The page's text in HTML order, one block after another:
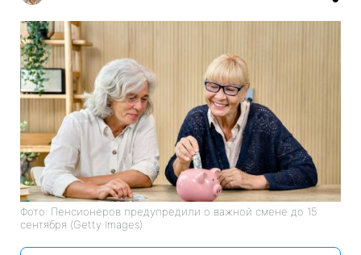
Фото: Пенсионеров предупредили о важной смене до 15
сентября (Getty Images)